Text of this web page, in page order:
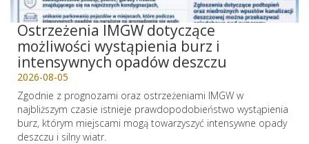
Ostrzeżenia IMGW dotyczące
możliwości wystąpienia burz i
intensywnych opadów deszczu
2026-08-05
Zgodnie z prognozami oraz ostrzeżeniami IMGW w
najbliższym czasie istnieje prawdopodobieństwo wystąpienia
burz, którym miejscami mogą towarzyszyć intensywne opady
deszczu i silny wiatr.